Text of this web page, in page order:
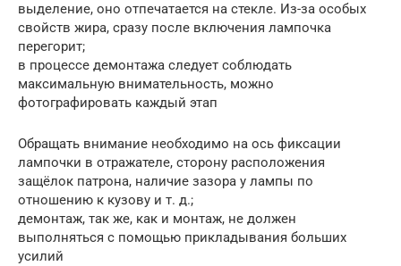
выделение, оно отпечатается на стекле. Из-за особых
свойств жира, сразу после включения лампочка
перегорит;
в процессе демонтажа следует соблюдать
максимальную внимательность, можно
фотографировать каждый этап
Обращать внимание необходимо на ось фиксации
лампочки в отражателе, сторону расположения
защёлок патрона, наличие зазора у лампы по
отношению к кузову и т. д.;
демонтаж, так же, как и монтаж, не должен
выполняться с помощью прикладывания больших
усилий